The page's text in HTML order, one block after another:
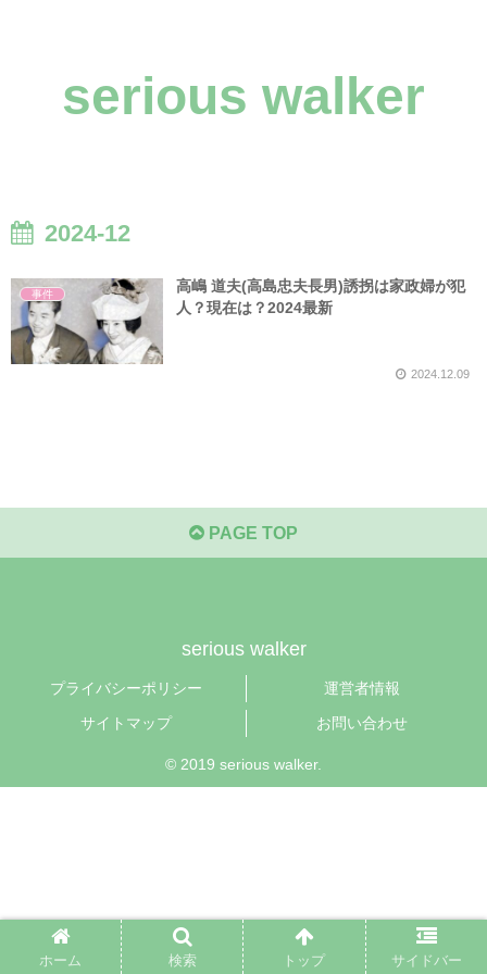
serious walker
2024-12
事件
高嶋 道夫(高島忠夫長男)誘拐は家政婦が犯
人？現在は？2024最新
2024.12.09
PAGE TOP
serious walker
プライバシーポリシー
運営者情報
サイトマップ
お問い合わせ
© 2019 serious walker.
ホーム 検索 トップ サイドバー